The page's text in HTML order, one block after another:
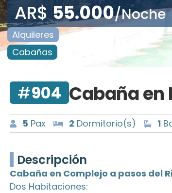
AR$55.000/Noche
Alquileres
Cabañas
#904 Cabaña en
5 Pax 2 Dormitorio(s) 1
Descripción
Cabaña en Complejo a pasos del
Dos Habitaciones: